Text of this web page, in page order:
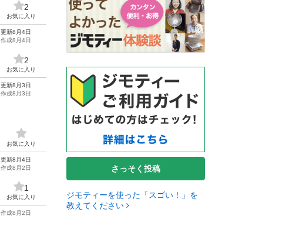
2
お気に入り
更新8月4日
作成8月4日
2
お気に入り
更新8月3日
作成8月3日
お気に入り
更新8月4日
作成8月2日
1
お気に入り
作成8月2日
さっそく投稿
ジモティーを使った「スゴい！」を
教えてください